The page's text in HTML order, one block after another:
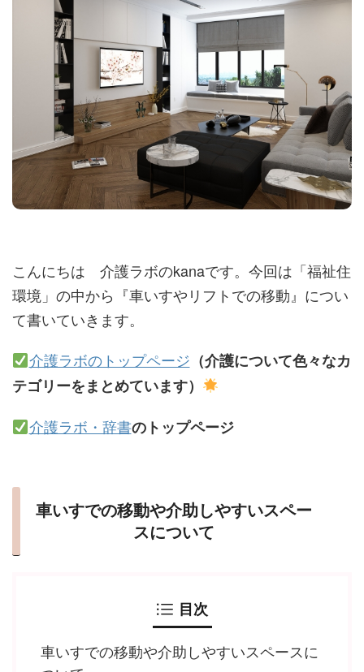
こんにちは 介護ラボのkanaです。今回は「福祉住
環境」の中から『車いすやリフトでの移動』につい
て書いていきます。
介護ラボのトップページ （介護について色々なカ
テゴリーをまとめています）
介護ラボ・辞書のトップページ
車いすでの移動や介助しやすいスペー
スについて
目次
車いすでの移動や介助しやすいスペースに